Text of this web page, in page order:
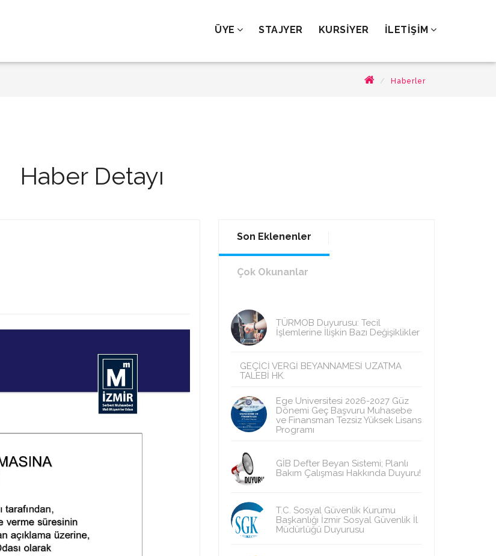
ÜYE STAJYER KURSİYER İLETİŞİM
Haberler
Haber Detayı
Son Eklenenler
Çok Okunanlar
TÜRMOB Duyurusu: Tecil
İşlemlerine İlişkin Bazı Değişiklikler
GEÇİCİ VERGİ BEYANNAMESİ UZATMA
TALEBİ HK.
Ege Üniversitesi 2026-2027 Güz
Dönemi Geç Başvuru Muhasebe
ve Finansman Tezsiz Yüksek Lisans
Programı
GİB Defter Beyan Sistemi; Planlı
Bakım Çalışması Hakkında Duyuru!
T.C. Sosyal Güvenlik Kurumu
Başkanlığı İzmir Sosyal Güvenlik İl
Müdürlüğü Duyurusu